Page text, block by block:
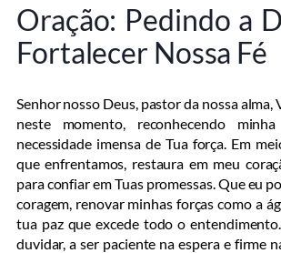
Oração: Pedindo a
Fortalecer Nossa Fé
Senhor nosso Deus, pastor da nossa alma,
neste momento, reconhecendo
necessidade imensa de Tua força. Em
que enfrentamos, restaura em meu
para confiar em Tuas promessas. Que eu
coragem, renovar minhas forças como a
tua paz que excede todo o
duvidar, a ser paciente na espera e firme